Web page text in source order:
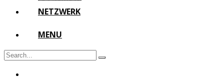
NETZWERK
MENU